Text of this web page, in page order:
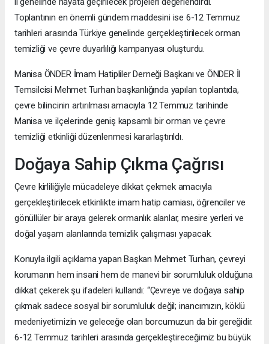
Toplantının en önemli gündem maddesini ise 6-12 Temmuz
tarihleri arasında Türkiye genelinde gerçekleştirilecek orman
temizliği ve çevre duyarlılığı kampanyası oluşturdu.
Manisa ÖNDER İmam Hatipliler Derneği Başkanı ve ÖNDER İl
Temsilcisi Mehmet Turhan başkanlığında yapılan toplantıda,
çevre bilincinin artırılması amacıyla 12 Temmuz tarihinde
Manisa ve ilçelerinde geniş kapsamlı bir orman ve çevre
temizliği etkinliği düzenlenmesi kararlaştırıldı.
Doğaya Sahip Çıkma Çağrısı
Çevre kirliliğiyle mücadeleye dikkat çekmek amacıyla
gerçekleştirilecek etkinlikte imam hatip camiası, öğrenciler ve
gönüllüler bir araya gelerek ormanlık alanlar, mesire yerleri ve
doğal yaşam alanlarında temizlik çalışması yapacak.
Konuyla ilgili açıklama yapan Başkan Mehmet Turhan, çevreyi
korumanın hem insani hem de manevi bir sorumluluk olduğuna
dikkat çekerek şu ifadeleri kullandı: “Çevreye ve doğaya sahip
çıkmak sadece sosyal bir sorumluluk değil; inancımızın, köklü
medeniyetimizin ve geleceğe olan borcumuzun da bir gereğidir.
6-12 Temmuz tarihleri arasında gerçekleştireceğimiz bu büyük